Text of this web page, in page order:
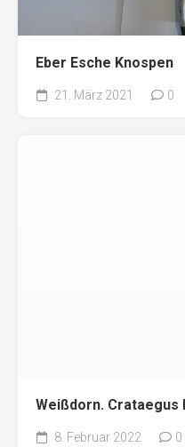
Eber Esche Knospen
21. März 2021 0
Weißdorn.
8. Februar 2022 0